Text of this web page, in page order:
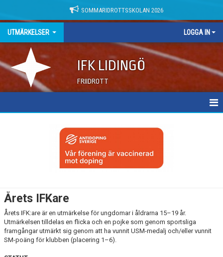
SOMMARIDROTTSSKOLAN 2026
UTMÄRKELSER LOGGA IN
IFK LIDINGÖ
FRIIDROTT
ÅRETS HANE & HONA
ÅRETS IFK ARE
ÅRETS GENOMBROTT
KATEGORIER TRÄNARE
Årets IFKare
Årets IFK:are är en utmärkelse för ungdomar i åldrarna 15–19 år.
Utmärkelsen tilldelas en flicka och en pojke som genom sportsliga
framgångar utmärkt sig genom att ha vunnit USM-medalj och/eller vunnit
SM-poäng för klubben (placering 1–6).